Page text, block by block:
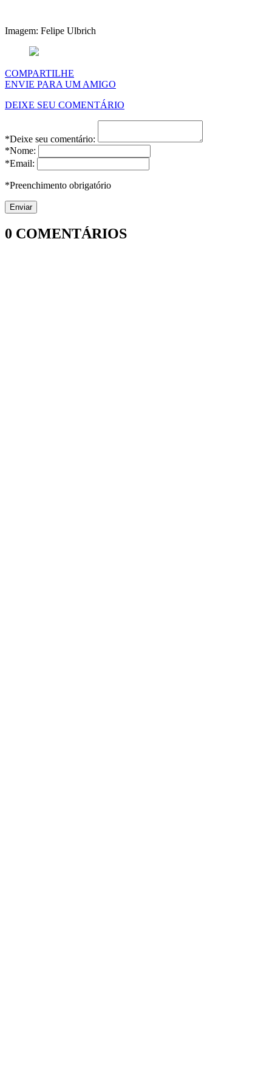
Imagem: Felipe Ulbrich
COMPARTILHE
ENVIE PARA UM AMIGO
DEIXE SEU COMENTÁRIO
*Deixe seu comentário:
*Nome:
*Email:
*Preenchimento obrigatório
0 COMENTÁRIOS